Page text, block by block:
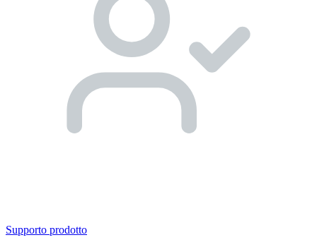
Supporto prodotto